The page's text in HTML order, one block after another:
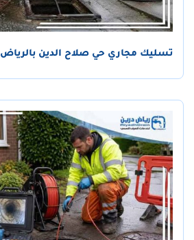
تسليك مجاري حي صلاح الدين بالرياض